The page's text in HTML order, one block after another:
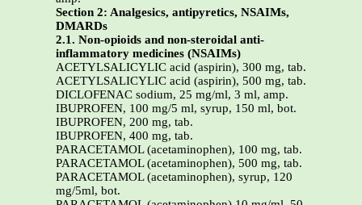
Section 2: Analgesics, antipyretics, NSAIMs,
DMARDs
2.1. Non-opioids and non-steroidal anti-
inflammatory medicines (NSAIMs)
ACETYLSALICYLIC acid (aspirin), 300 mg, tab.
ACETYLSALICYLIC acid (aspirin), 500 mg, tab.
DICLOFENAC sodium, 25 mg/ml, 3 ml, amp.
IBUPROFEN, 100 mg/5 ml, syrup, 150 ml, bot.
IBUPROFEN, 200 mg, tab.
IBUPROFEN, 400 mg, tab.
PARACETAMOL (acetaminophen), 100 mg, tab.
PARACETAMOL (acetaminophen), 500 mg, tab.
PARACETAMOL (acetaminophen), syrup, 120
mg/5ml, bot.